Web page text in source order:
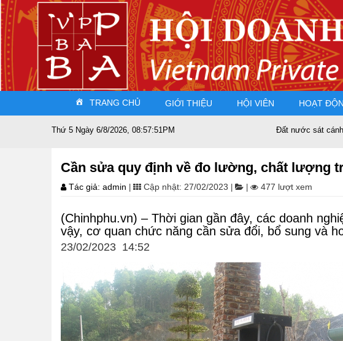
TRANG CHỦ GIỚI THIỆU HỘI VIÊN HOẠT
Thứ 5 Ngày 6/8/2026, 08:57:52PM Đất nước sát cánh cùng
Cần sửa quy định về đo lường, chất lượng
Tác giả: admin Cập nhật: 27/02/2023 477 lượt xem
(Chinhphu.vn) – Thời gian gần đây, các doanh
vậy, cơ quan chức năng cần sửa đổi, bổ sung và
23/02/2023 14:52